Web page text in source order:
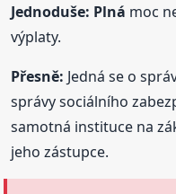
Jednoduše: Plná moc
výplaty.
Přesně: Jedná se o
správy sociálního
samotná instituce na
jeho zástupce.